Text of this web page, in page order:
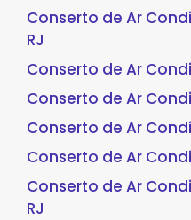
Conserto de Ar
RJ
Conserto de Ar
Conserto de Ar
Conserto de Ar
Conserto de Ar
Conserto de Ar
RJ